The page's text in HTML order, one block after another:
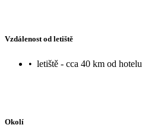
Vzdálenost od letiště
• letiště - cca 40 km od hotelu
Okolí